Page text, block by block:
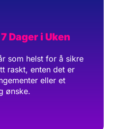
Dager i Uken
som helst for å sikre
raskt, enten det er
eller et
ønske.